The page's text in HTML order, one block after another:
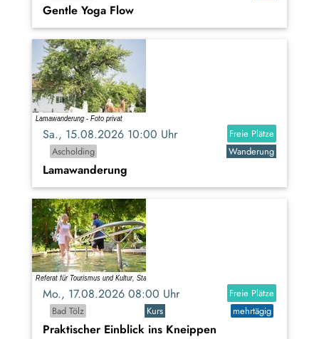
Gentle Yoga Flow
Sa., 15.08.2026 10:00 Uhr
Freie Plätze
Ascholding
Wanderung
Lamawanderung
Mo., 17.08.2026 08:00 Uhr
Freie Plätze
Bad Tölz
Kurs mehrtägig
Praktischer Einblick ins Kneippen